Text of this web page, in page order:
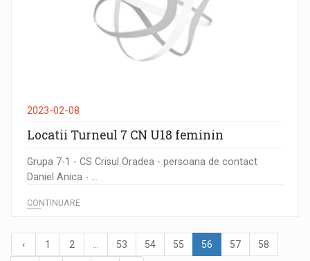
2023-02-08
Locatii Turneul 7 CN U18 feminin
Grupa 7-1 - CS Crisul Oradea - persoana de contact
Daniel Anica - ...
CONTINUARE
‹ 1 2 53 54 55 56 57 58